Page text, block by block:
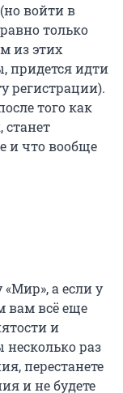
(но войти в
только
из этих
придется идти
регистрации).
того как
и что вообще
а если у
вам всё еще
и
раз
перестанете
и не будете